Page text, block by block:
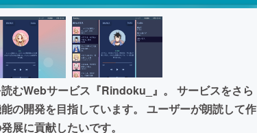
むWebサービス『Rindoku_』。 サービスをさら
の開発を目指しています。 ユーザーが朗読して作
展に貢献したいです。